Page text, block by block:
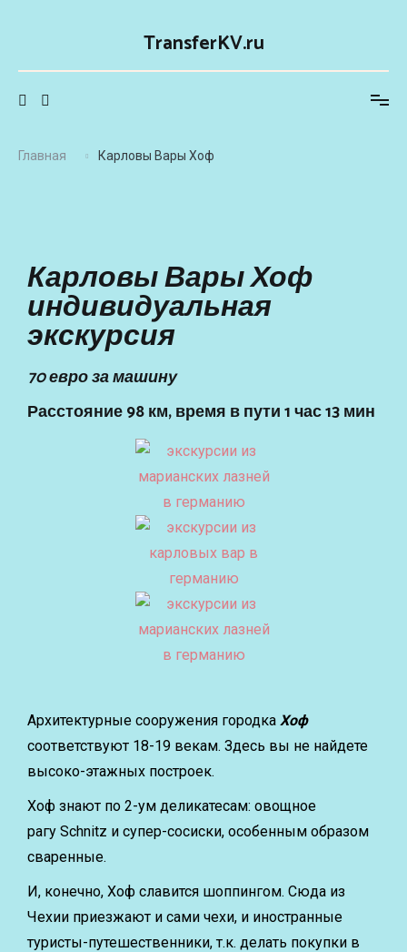
TransferKV.ru
Главная Карловы Вары Хоф
Карловы Вары Хоф
индивидуальная
экскурсия
70 евро за машину
Расстояние 98 км, время в пути 1 час 13 мин
Архитектурные сооружения городка Хоф
соответствуют 18-19 векам. Здесь вы не найдете
высоко-этажных построек.
Хоф знают по 2-ум деликатесам: овощное
рагу Schnitz и супер-сосиски, особенным образом
сваренные.
И, конечно, Хоф славится шоппингом. Сюда из
Чехии приезжают и сами чехи, и иностранные
туристы-путешественники, т.к. делать покупки в